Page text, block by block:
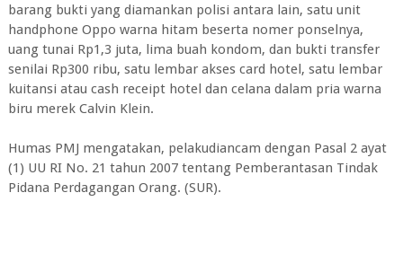
barang bukti yang diamankan polisi antara lain, satu unit
handphone Oppo warna hitam beserta nomer ponselnya,
uang tunai Rp1,3 juta, lima buah kondom, dan bukti transfer
senilai Rp300 ribu, satu lembar akses card hotel, satu lembar
kuitansi atau cash receipt hotel dan celana dalam pria warna
biru merek Calvin Klein.
Humas PMJ mengatakan, pelakudiancam dengan Pasal 2 ayat
(1) UU RI No. 21 tahun 2007 tentang Pemberantasan Tindak
Pidana Perdagangan Orang. (SUR).